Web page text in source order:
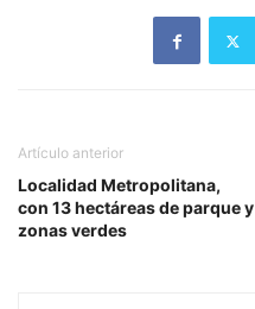
Artículo anterior
Localidad Metropolitana,
con 13 hectáreas de parque y
zonas verdes